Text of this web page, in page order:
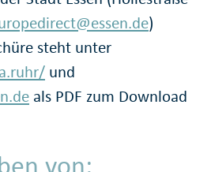
)
steht unter
und
als PDF zum Download
von: